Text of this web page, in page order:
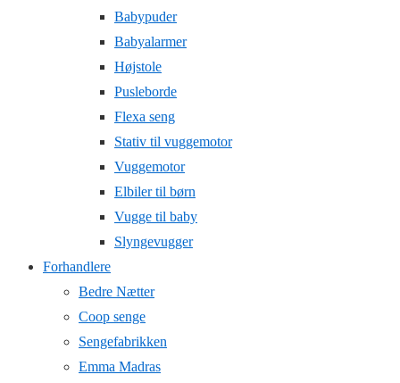
Babypuder
Babyalarmer
Højstole
Pusleborde
Flexa seng
Stativ til vuggemotor
Vuggemotor
Elbiler til børn
Vugge til baby
Slyngevugger
Forhandlere
Bedre Nætter
Coop senge
Sengefabrikken
Emma Madras